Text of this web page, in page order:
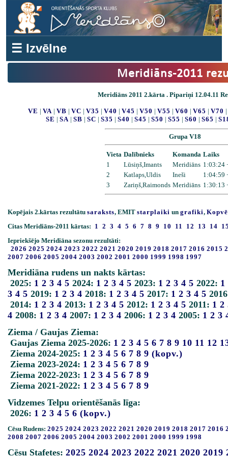
☰ Izvēlne
Meridiāns-2011
Meridiāns 2011 2.kārta . Pipariņi 12.04.11
VE | VA | VB | VC | V35 | V40 | V45 | V50 | V55 | V60 | V65 | V70 |
SE | SA| SB | SC | S35 | S40 | S45 | S50 | S55 | S60 | S65 |
Grupa V18
Vieta Dalībnieks Komanda Laiks
1
Lūsiņš,Imants Meridiāns 1:03:24
2
Katlaps,Uldis Ineši
1:04:59
3
Zariņš,Raimonds Meridiāns 1:30:13
Kopējais 2.kārtas rezultātu saraksts, EMIT starplaiki un grafiki,
Citas Meridiāns-2011 kārtas: 1 2 3 4 5 6 7 8 9 10 11 12 13 14
Iepriekšējo Meridiāna sezonu rezultāti:
2026 2025 2024 2023 2022 2021 2020 2019 2018 2017 2016 2015
2007 2006 2005 2004 2003 2002 2001 2000 1999 1998 1997
Meridiāna rudens un nakts kārtas:
2025: 1 2 3 4 5 2024: 1 2 3 4 5 2023: 1 2 3 4 5 2022: 1
3 4 5 2019: 1 2 3 4 2018: 1 2 3 4 5 2017: 1 2 3 4 5
2014: 1 2 3 4 2013: 1 2 3 4 5 2012: 1 2 3 4 5 2011: 1 2
4 2008: 1 2 3 4 2007: 1 2 3 4 2006: 1 2 3 4 2005: 1 2 3
Ziema / Gaujas Ziema:
Gaujas Ziema 2025-2026: 1 2 3 4 5 6 7 8 9 10 11 12
Ziema 2024-2025: 1 2 3 4 5 6 7 8 9 (kopv.)
Ziema 2023-2024: 1 2 3 4 5 6 7 8 9
Ziema 2022-2023: 1 2 3 4 5 6 7 8 9
Ziema 2021-2022: 1 2 3 4 5 6 7 8 9
Vidzemes Telpu orientēšanās līga:
2026: 1 2 3 4 5 6 (kopv.)
Cēsu Rudens: 2025 2024 2023 2022 2021 2020 2019 2018 2017 2016
2008 2007 2006 2005 2004 2003 2002 2001 2000 1999 1998
Cēsu Stafetes: 2025 2024 2023 2022 2021 2020 2019